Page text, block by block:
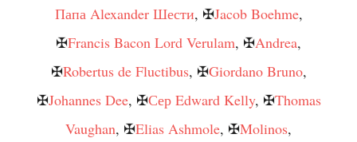
Папа Alexander Шести, ✠Jacob Boehme,
✠Francis Bacon Lord Verulam, ✠Andrea,
✠Robertus de Fluctibus, ✠Giordano Bruno,
✠Johannes Dee, ✠Сер Edward Kelly, ✠Thomas
Vaughan, ✠Elias Ashmole, ✠Molinos,